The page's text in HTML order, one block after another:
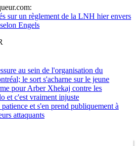
sur un règlement de la LNH hier envers
Engels
au sein de l'organisation du
le sort s'acharne sur le jeune
pour Arber Xhekaj contre les
et c'est vraiment injuste
et s'en prend publiquement à
attaquants